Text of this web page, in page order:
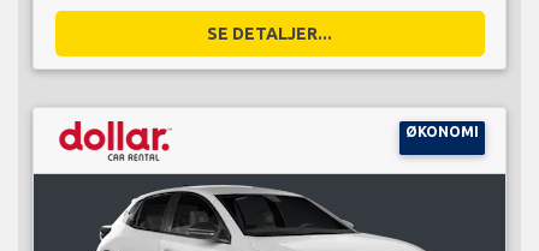
SE DETALJER...
ØKONOMI